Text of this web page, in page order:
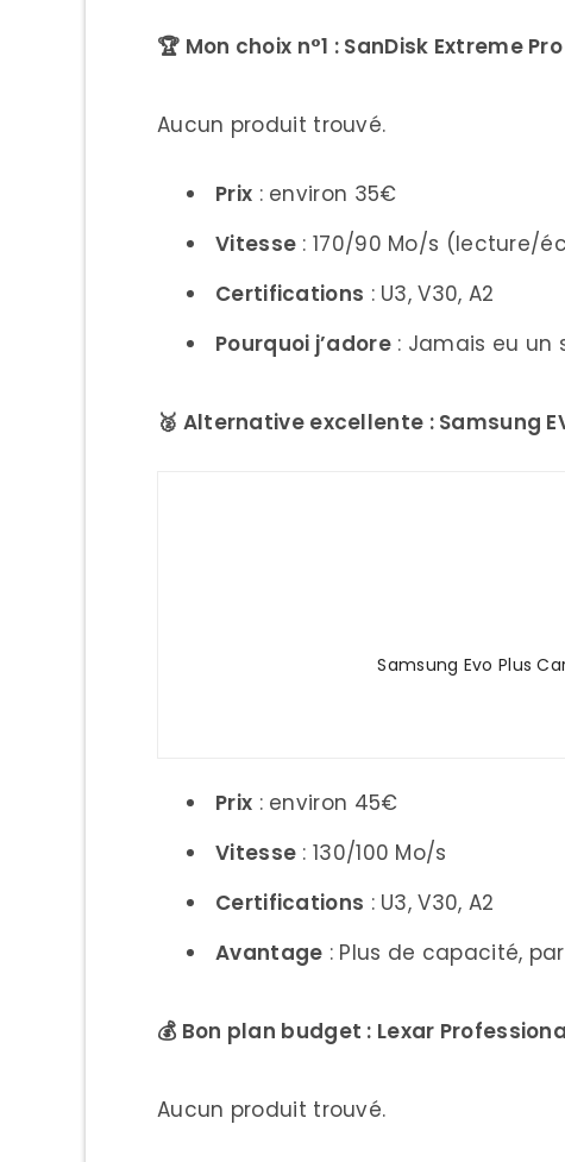
🏆 Mon choix n°1 : SanDisk Extreme
Aucun produit trouvé.
Prix : environ 35€
Vitesse : 170/90 Mo/s (lecture/
Certifications : U3, V30, A2
Pourquoi j’adore: Jamais eu un
🥈 Alternative excellente : Samsung
Samsung Evo Plus
Prix : environ 45€
Vitesse : 130/100 Mo/s
Certifications : U3, V30, A2
Avantage : Plus de capacité,
💰 Bon plan budget : Lexar
Aucun produit trouvé.